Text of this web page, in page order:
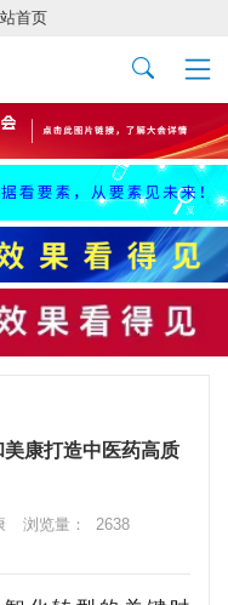
首页
康打造中医药高质
浏览量：
2638